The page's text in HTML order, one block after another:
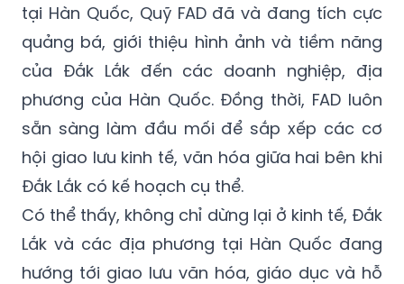
tại Hàn Quốc, Quỹ FAD đã và đang tích cực
quảng bá, giới thiệu hình ảnh và tiềm năng
của Đắk Lắk đến các doanh nghiệp, địa
phương của Hàn Quốc. Đồng thời, FAD luôn
sẵn sàng làm đầu mối để sắp xếp các cơ
hội giao lưu kinh tế, văn hóa giữa hai bên khi
Đắk Lắk có kế hoạch cụ thể.
Có thể thấy, không chỉ dừng lại ở kinh tế, Đắk
Lắk và các địa phương tại Hàn Quốc đang
hướng tới giao lưu văn hóa, giáo dục và hỗ